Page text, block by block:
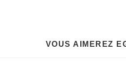
VOUS AIMEREZ